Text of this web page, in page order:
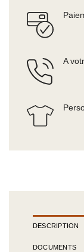
A
DESCRIPTION
DOCUMENTS